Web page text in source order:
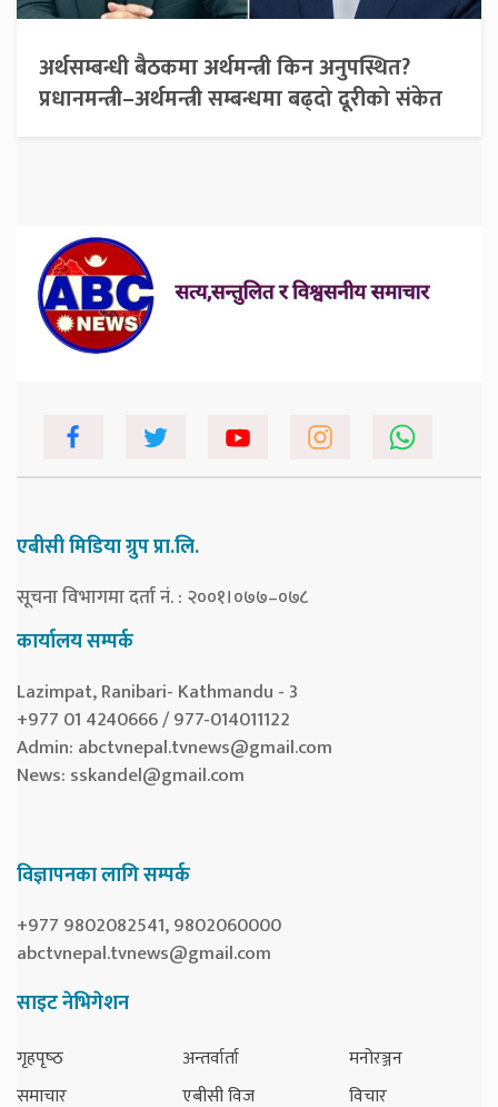
अर्थसम्बन्धी बैठकमा अर्थमन्त्री किन अनुपस्थित?
प्रधानमन्त्री–अर्थमन्त्री सम्बन्धमा बढ्दो दूरीको संकेत
एबीसी मिडिया ग्रुप प्रा.लि.
सूचना विभागमा दर्ता नं. : २००१।०७७–०७८
कार्यालय सम्पर्क
Lazimpat, Ranibari- Kathmandu - 3
+977 01 4240666 / 977-014011122
Admin: abctvnepal.tvnews@gmail.com
News: sskandel@gmail.com
विज्ञापनका लागि सम्पर्क
+977 9802082541, 9802060000
abctvnepal.tvnews@gmail.com
साइट नेभिगेशन
गृहपृष्‍ठ
समाचार
अन्तर्वार्ता
एबीसी विज
मनोरञ्जन
विचार